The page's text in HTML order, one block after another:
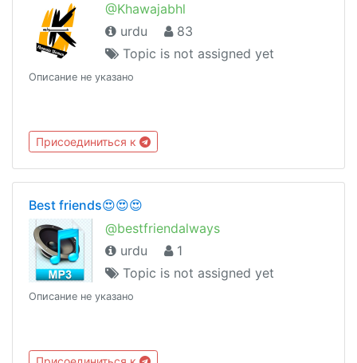
@Khawajabhl
urdu
83
Topic is not assigned yet
Описание не указано
Присоединиться к
Best friends😍😍😍
@bestfriendalways
urdu
1
Topic is not assigned yet
Описание не указано